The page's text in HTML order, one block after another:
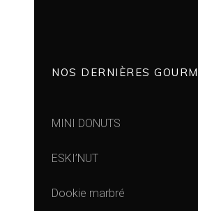
NOS DERNIÈRES
MINI DONUTS
ESKI’NUT
Dookie marbré